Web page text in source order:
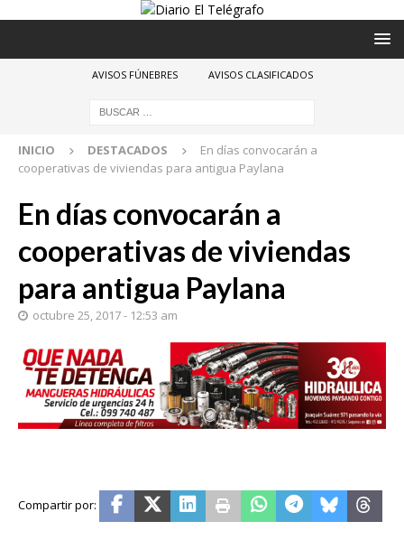
AVISOS FÚNEBRES AVISOS CLASIFICADOS
INICIO DESTACADOS
En días convocarán a
cooperativas de viviendas para antigua Paylana
En días convocarán a
cooperativas de viviendas
para antigua Paylana
octubre 25, 2017 - 12:53 am